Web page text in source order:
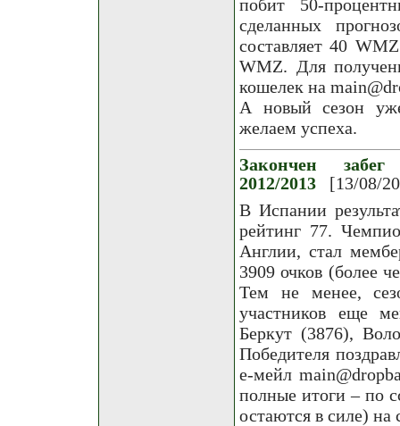
побит 50-
сделанных
составляет 40
WMZ. Для
кошелек на
А новый сезон
желаем успеха.
Закончен
2012/2013
[13/08/
В Испании
рейтинг 77.
Англии, стал
3909 очков (более
Тем не менее,
участников еще
Беркут (3876),
Победителя
е-мейл
полные итоги – по
остаются в силе) на